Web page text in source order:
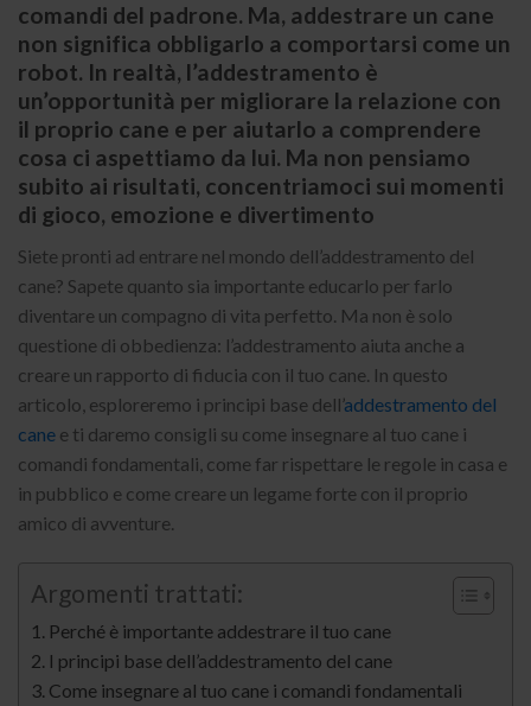
comandi del padrone. Ma, addestrare un cane
non significa obbligarlo a comportarsi come un
robot. In realtà, l’addestramento è
un’opportunità per migliorare la relazione con
il proprio cane e per aiutarlo a comprendere
cosa ci aspettiamo da lui. Ma non pensiamo
subito ai risultati, concentriamoci sui momenti
di gioco, emozione e divertimento
Siete pronti ad entrare nel mondo dell’addestramento del
cane? Sapete quanto sia importante educarlo per farlo
diventare un compagno di vita perfetto. Ma non è solo
questione di obbedienza: l’addestramento aiuta anche a
creare un rapporto di fiducia con il tuo cane. In questo
articolo, esploreremo i principi base dell’addestramento del
cane e ti daremo consigli su come insegnare al tuo cane i
comandi fondamentali, come far rispettare le regole in casa e
in pubblico e come creare un legame forte con il proprio
amico di avventure.
Argomenti trattati:
Perché è importante addestrare il tuo cane
I principi base dell’addestramento del cane
Come insegnare al tuo cane i comandi fondamentali